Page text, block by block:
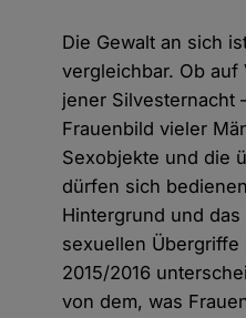
Die Gewalt an sich
vergleichbar. Ob
jener Silvesternacht
Frauenbild vieler
Sexobjekte und die
dürfen sich
Hintergrund und das
sexuellen
2015/2016
von dem, was